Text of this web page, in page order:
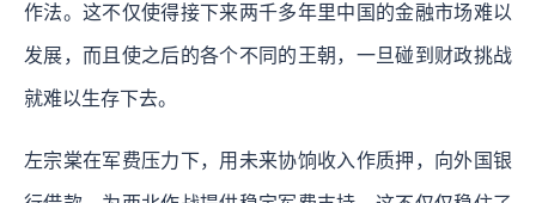
作法。这不仅使得接下来两千多年里中国的金融市场难以
发展，而且使之后的各个不同的王朝，一旦碰到财政挑战
就难以生存下去。
左宗棠在军费压力下，用未来协饷收入作质押，向外国银